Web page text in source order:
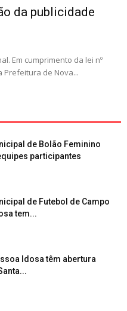
da publicidade
Em cumprimento da lei nº
Prefeitura de Nova...
de Bolão Feminino
participantes
de Futebol de Campo
tem...
Idosa têm abertura